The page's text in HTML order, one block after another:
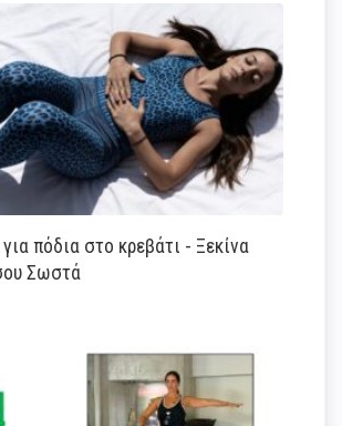
πόδια στο κρεβάτι - Ξεκίνα
Σωστά